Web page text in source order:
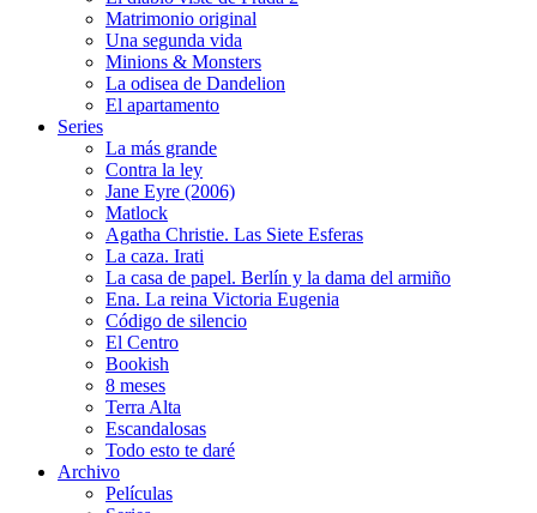
Matrimonio original
Una segunda vida
Minions & Monsters
La odisea de Dandelion
El apartamento
Series
La más grande
Contra la ley
Jane Eyre (2006)
Matlock
Agatha Christie. Las Siete Esferas
La caza. Irati
La casa de papel. Berlín y la dama del armiño
Ena. La reina Victoria Eugenia
Código de silencio
El Centro
Bookish
8 meses
Terra Alta
Escandalosas
Todo esto te daré
Archivo
Películas